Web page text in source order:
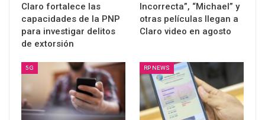
Claro fortalece las
capacidades de la PNP
para investigar delitos
de extorsión
Incorrecta”, “Michael” y
otras películas llegan a
Claro video en agosto
5G RP NEWS